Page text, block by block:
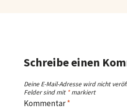
Schreibe einen
Deine E-Mail-Adresse wird nicht
Felder sind mit *markiert
Kommentar*